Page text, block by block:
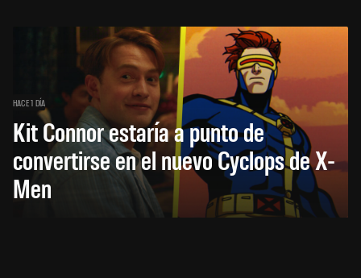
HACE 1 DÍA
Kit Connor estaría a punto de
convertirse en el nuevo Cyclops de X-
Men